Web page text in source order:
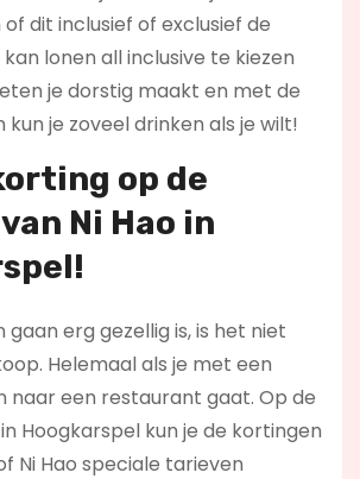
dit inclusief of exclusief de
lonen all inclusive te kiezen
je dorstig maakt en met de
kun je zoveel drinken als je wilt!
op de
Ni Hao in
gaan erg gezellig is, is het niet
Helemaal als je met een
naar een restaurant gaat. Op de
Hoogkarspel kun je de kortingen
Ni Hao speciale tarieven